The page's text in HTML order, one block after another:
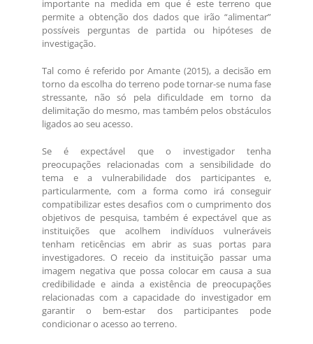
importante na medida em que é este terreno que
permite a obtenção dos dados que irão “alimentar”
possíveis perguntas de partida ou hipóteses de
investigação.
Tal como é referido por Amante (2015), a decisão em
torno da escolha do terreno pode tornar-se numa fase
stressante, não só pela dificuldade em torno da
delimitação do mesmo, mas também pelos obstáculos
ligados ao seu acesso.
Se é expectável que o investigador tenha
preocupações relacionadas com a sensibilidade do
tema e a vulnerabilidade dos participantes e,
particularmente, com a forma como irá conseguir
compatibilizar estes desafios com o cumprimento dos
objetivos de pesquisa, também é expectável que as
instituições que acolhem indivíduos vulneráveis
tenham reticências em abrir as suas portas para
investigadores. O receio da instituição passar uma
imagem negativa que possa colocar em causa a sua
credibilidade e ainda a existência de preocupações
relacionadas com a capacidade do investigador em
garantir o bem-estar dos participantes pode
condicionar o acesso ao terreno.